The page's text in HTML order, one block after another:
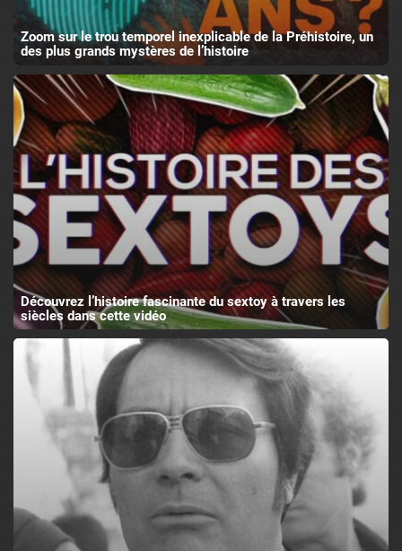
Zoom sur le trou temporel inexplicable de la Préhistoire, un
des plus grands mystères de l’histoire
Découvrez l’histoire fascinante du sextoy à travers les
siècles dans cette vidéo